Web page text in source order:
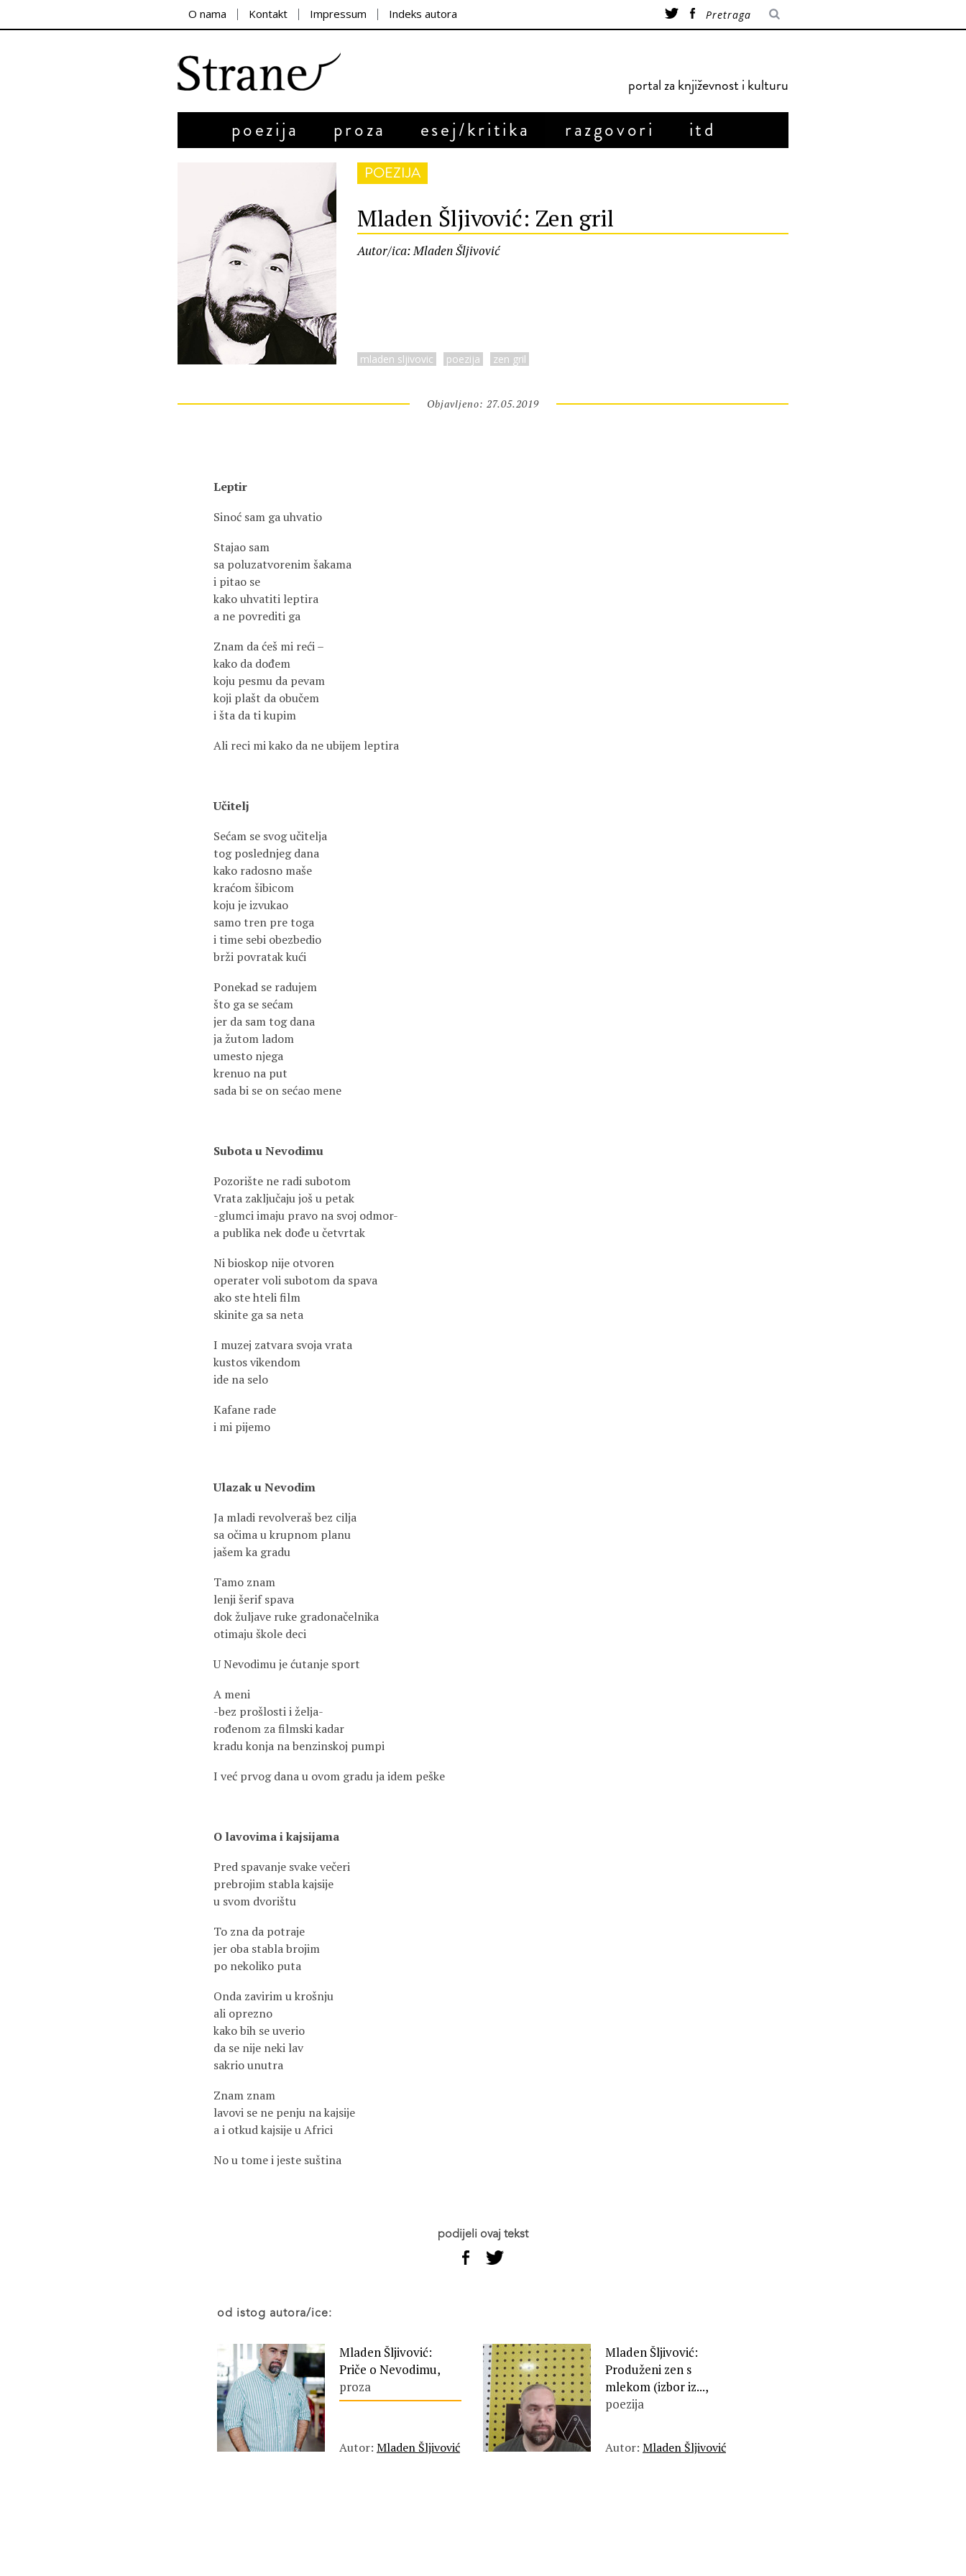
O nama Kontakt Impressum Indeks autora
portal za književnost i kulturu
poezija proza esej/kritika razgovori itd
POEZIJA
Mladen Šljivović: Zen gril
Autor/ica: Mladen Šljivović
mladen sljivovic poezija zen gril
Objavljeno: 27.05.2019
Leptir
Sinoć sam ga uhvatio
Stajao sam
sa poluzatvorenim šakama
i pitao se
kako uhvatiti leptira
a ne povrediti ga
Znam da ćeš mi reći –
kako da dođem
koju pesmu da pevam
koji plašt da obučem
i šta da ti kupim
Ali reci mi kako da ne ubijem leptira
Učitelj
Sećam se svog učitelja
tog poslednjeg dana
kako radosno maše
kraćom šibicom
koju je izvukao
samo tren pre toga
i time sebi obezbedio
brži povratak kući
Ponekad se radujem
što ga se sećam
jer da sam tog dana
ja žutom ladom
umesto njega
krenuo na put
sada bi se on sećao mene
Subota u Nevodimu
Pozorište ne radi subotom
Vrata zaključaju još u petak
-glumci imaju pravo na svoj odmor-
a publika nek dođe u četvrtak
Ni bioskop nije otvoren
operater voli subotom da spava
ako ste hteli film
skinite ga sa neta
I muzej zatvara svoja vrata
kustos vikendom
ide na selo
Kafane rade
i mi pijemo
Ulazak u Nevodim
Ja mladi revolveraš bez cilja
sa očima u krupnom planu
jašem ka gradu
Tamo znam
lenji šerif spava
dok žuljave ruke gradonačelnika
otimaju škole deci
U Nevodimu je ćutanje sport
A meni
-bez prošlosti i želja-
rođenom za filmski kadar
kradu konja na benzinskoj pumpi
I već prvog dana u ovom gradu ja idem peške
O lavovima i kajsijama
Pred spavanje svake večeri
prebrojim stabla kajsije
u svom dvorištu
To zna da potraje
jer oba stabla brojim
po nekoliko puta
Onda zavirim u krošnju
ali oprezno
kako bih se uverio
da se nije neki lav
sakrio unutra
Znam znam
lavovi se ne penju na kajsije
a i otkud kajsije u Africi
No u tome i jeste suština
podijeli ovaj tekst
od istog autora/ice:
Mladen Šljivović:
Priče o Nevodimu,
proza
Autor: Mladen Šljivović
Mladen Šljivović:
Produženi zen s
mlekom (izbor iz...,
poezija
Autor: Mladen Šljivović